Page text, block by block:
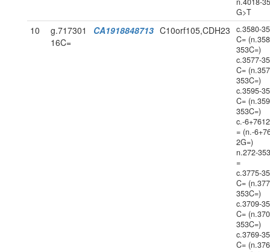
G>T
10
g.717301
16C=
CA1918848713 C10orf105,CDH23
c.3580-
C=
353C=)
c.3577-
C=
353C=)
c.3595-
C=
353C=)
c.-
= (n.-
2G=)
n.272-
=
c.3775-
C=
353C=)
c.3709-
C=
353C=)
c.3769-
C=